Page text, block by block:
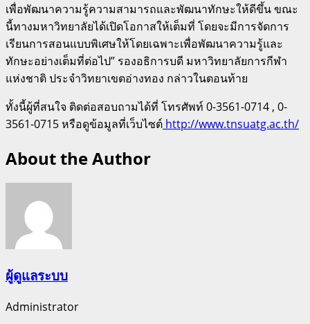
เพื่อพัฒนาความรู้ความสามารถและพัฒนาทักษะให้ดีขึ้น ขณะ
นี้ทางมหาวิทยาลัยได้เปิดโอกาสให้เต็มที่ โดยจะมีการจัดการ
เรียนการสอนแบบพิเศษให้โดยเฉพาะเพื่อพัฒนาความรู้และ
ทักษะอย่างเต็มที่ต่อไป” รองอธิการบดี มหาวิทยาลัยการกีฬา
แห่งชาติ ประจำวิทยาเขตอ่างทอง กล่าวในตอนท้าย
ทั้งนี้ผู้ที่สนใจ ติดต่อสอบถามได้ที่ โทรศัพท์ 0-3561-0714 , 0-
3561-0715 หรือดูข้อมูลที่เว็บไซต์ http://www.tnsuatg.ac.th/
About the Author
ผู้ดูแลระบบ
Administrator